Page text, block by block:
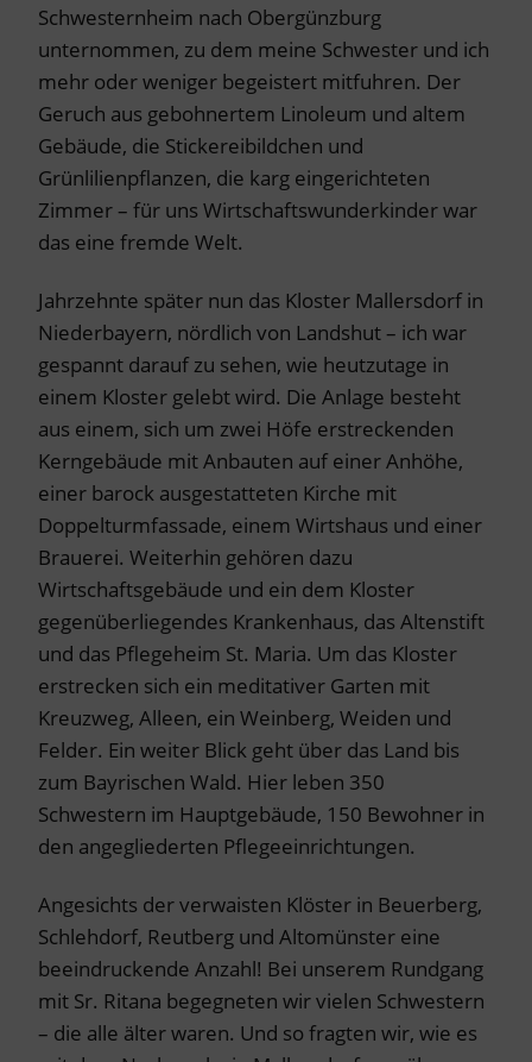
Schwesternheim nach Obergünzburg
unternommen, zu dem meine Schwester und ich
mehr oder weniger begeistert mitfuhren. Der
Geruch aus gebohnertem Linoleum und altem
Gebäude, die Stickereibildchen und
Grünlilienpflanzen, die karg eingerichteten
Zimmer – für uns Wirtschaftswunderkinder war
das eine fremde Welt.
Jahrzehnte später nun das Kloster Mallersdorf in
Niederbayern, nördlich von Landshut – ich war
gespannt darauf zu sehen, wie heutzutage in
einem Kloster gelebt wird. Die Anlage besteht
aus einem, sich um zwei Höfe erstreckenden
Kerngebäude mit Anbauten auf einer Anhöhe,
einer barock ausgestatteten Kirche mit
Doppelturmfassade, einem Wirtshaus und einer
Brauerei. Weiterhin gehören dazu
Wirtschaftsgebäude und ein dem Kloster
gegenüberliegendes Krankenhaus, das Altenstift
und das Pflegeheim St. Maria. Um das Kloster
erstrecken sich ein meditativer Garten mit
Kreuzweg, Alleen, ein Weinberg, Weiden und
Felder. Ein weiter Blick geht über das Land bis
zum Bayrischen Wald. Hier leben 350
Schwestern im Hauptgebäude, 150 Bewohner in
den angegliederten Pflegeeinrichtungen.
Angesichts der verwaisten Klöster in Beuerberg,
Schlehdorf, Reutberg und Altomünster eine
beeindruckende Anzahl! Bei unserem Rundgang
mit Sr. Ritana begegneten wir vielen Schwestern
– die alle älter waren. Und so fragten wir, wie es